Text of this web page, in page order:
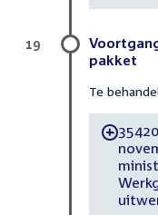
pakket
Te
-
19